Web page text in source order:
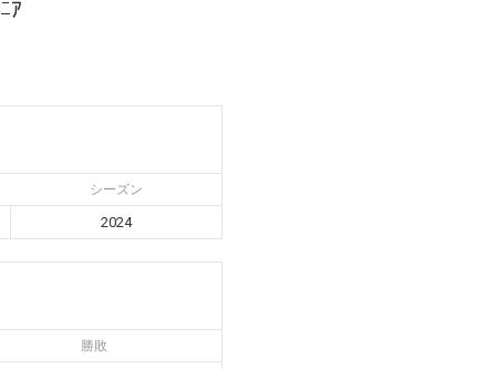
ｱ
シーズン
2024
勝敗